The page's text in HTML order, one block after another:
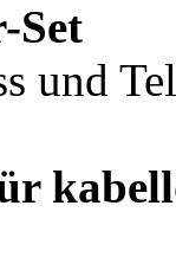
Set
und